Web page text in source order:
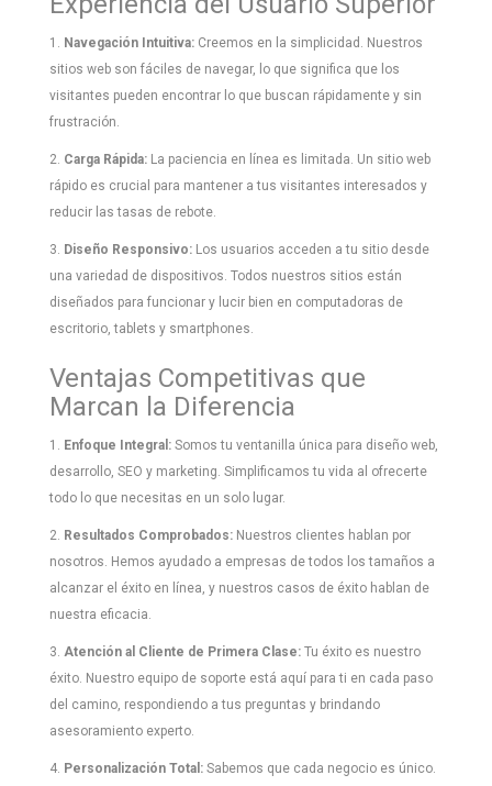
1. Navegación Intuitiva: Creemos en la simplicidad. Nuestros
sitios web son fáciles de navegar, lo que significa que los
visitantes pueden encontrar lo que buscan rápidamente y sin
frustración.
2. Carga Rápida: La paciencia en línea es limitada. Un sitio web
rápido es crucial para mantener a tus visitantes interesados y
reducir las tasas de rebote.
3. Diseño Responsivo: Los usuarios acceden a tu sitio desde
una variedad de dispositivos. Todos nuestros sitios están
diseñados para funcionar y lucir bien en computadoras de
escritorio, tablets y smartphones.
Ventajas Competitivas que
Marcan la Diferencia
1. Enfoque Integral: Somos tu ventanilla única para diseño web,
desarrollo, SEO y marketing. Simplificamos tu vida al ofrecerte
todo lo que necesitas en un solo lugar.
2. Resultados Comprobados: Nuestros clientes hablan por
nosotros. Hemos ayudado a empresas de todos los tamaños a
alcanzar el éxito en línea, y nuestros casos de éxito hablan de
nuestra eficacia.
3. Atención al Cliente de Primera Clase: Tu éxito es nuestro
éxito. Nuestro equipo de soporte está aquí para ti en cada paso
del camino, respondiendo a tus preguntas y brindando
asesoramiento experto.
4. Personalización Total: Sabemos que cada negocio es único.